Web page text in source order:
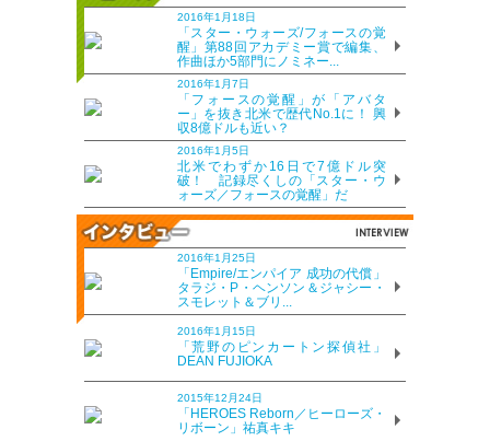
2016年1月18日
「スター・ウォーズ/フォースの覚
醒」第88回アカデミー賞で編集、
作曲ほか5部門にノミネー...
2016年1月7日
「フォースの覚醒」が「アバタ
ー」を抜き北米で歴代No.1に！ 興
収8億ドルも近い？
2016年1月5日
北米でわずか16日で7億ドル突
破！ 記録尽くしの「スター・ウ
ォーズ／フォースの覚醒」だ
2016年1月25日
「Empire/エンパイア 成功の代償」
タラジ・P・ヘンソン＆ジャシー・
スモレット＆ブリ...
2016年1月15日
「荒野のピンカートン探偵社」
DEAN FUJIOKA
2015年12月24日
「HEROES Reborn／ヒーローズ・
リボーン」祐真キキ